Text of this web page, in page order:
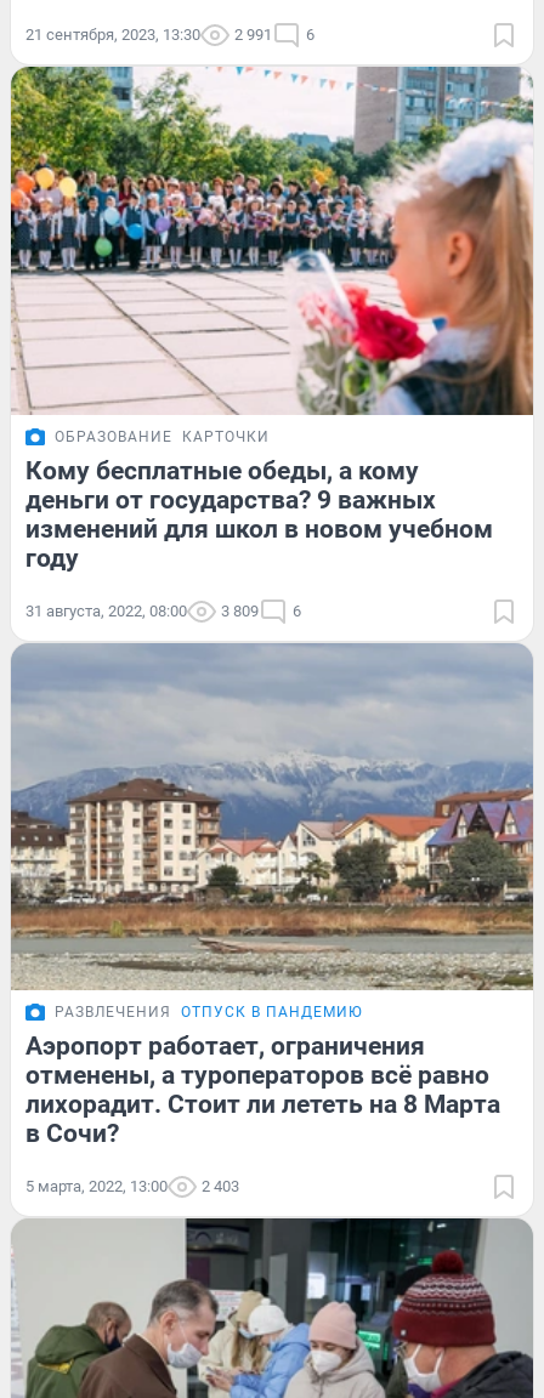
21 сентября, 2023, 13:30 2 991 6
ОБРАЗОВАНИЕ КАРТОЧКИ
Кому бесплатные обеды, а кому
деньги от государства? 9 важных
изменений для школ в новом учебном
году
31 августа, 2022, 08:00 3 809 6
РАЗВЛЕЧЕНИЯ ОТПУСК В ПАНДЕМИЮ
Аэропорт работает, ограничения
отменены, а туроператоров всё равно
лихорадит. Стоит ли лететь на 8 Марта
в Сочи?
5 марта, 2022, 13:00 2 403